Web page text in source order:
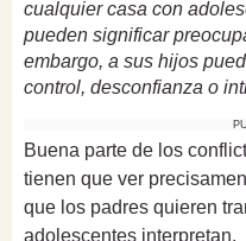
cualquier casa con
pueden significar
embargo, a sus hijos
control, desconfianza o
Buena parte de los
tienen que ver
que los padres quieren
adolescentes interpretan.